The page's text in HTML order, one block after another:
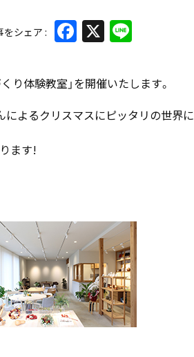
をシェア Facebook
X Line
り体験教室」を開催いたします。
によるクリスマスにピッタリの世界に
ます!